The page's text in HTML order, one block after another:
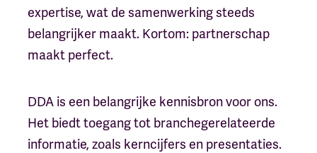
expertise, wat de samenwerking steeds
belangrijker maakt. Kortom: partnerschap
maakt perfect.
DDA is een belangrijke kennisbron voor ons.
Het biedt toegang tot branchegerelateerde
informatie, zoals kerncijfers en presentaties.